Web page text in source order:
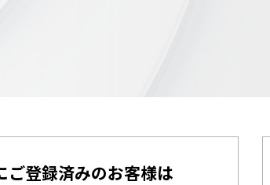
ご登録済みのお客様は